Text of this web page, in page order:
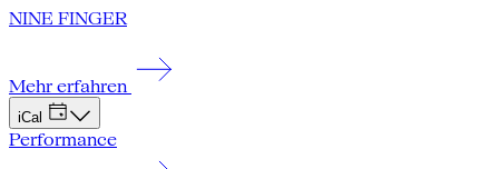
NINE FINGER
Mehr erfahren
iCal
Performance